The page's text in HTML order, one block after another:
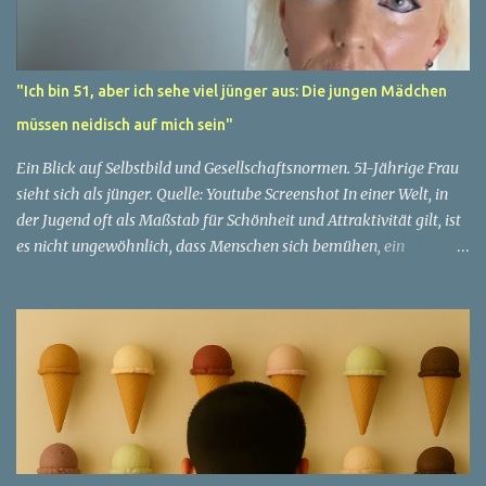
"Ich bin 51, aber ich sehe viel jünger aus: Die jungen Mädchen
müssen neidisch auf mich sein"
Ein Blick auf Selbstbild und Gesellschaftsnormen. 51-Jährige Frau
sieht sich als jünger. Quelle: Youtube Screenshot In einer Welt, in
der Jugend oft als Maßstab für Schönheit und Attraktivität gilt, ist
es nicht ungewöhnlich, dass Menschen sich bemühen, ein
faszinierendes Beispiel für diese Diskrepanz ist die Geschichte
einer 51-jährigen Frau, deren Überzeugung von ihrem Aussehen
sie dazu bringt, sich jünger zu fühlen, als die Gesellschaft sie
wahrnimmt. Diese Frau, deren Name aus Datenschutzgründen
anonym bleibt, erzählt von ihrem Leben und ihren Gedanken über
das Altern. "Ich fühle mich nicht wie 51", sagt sie mit einem